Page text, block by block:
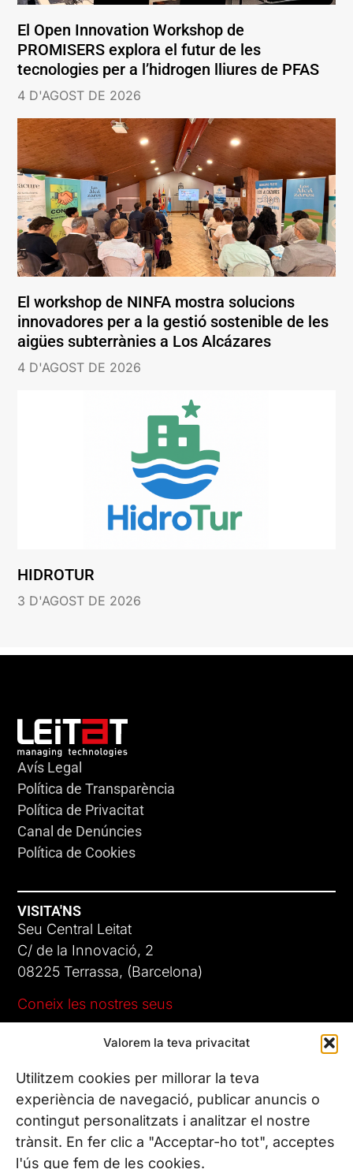
Valorem la teva privacitat
Utilitzem cookies per millorar la teva
experiència de navegació, publicar anuncis o
contingut personalitzats i analitzar el nostre
trànsit. En fer clic a "Acceptar-ho tot", acceptes
l'ús que fem de les cookies.
El Open Innovation Workshop de
PROMISERS explora el futur de les
tecnologies per a l’hidrogen lliures de PFAS
4 D'AGOST DE 2026
El workshop de NINFA mostra solucions
innovadores per a la gestió sostenible de les
aigües subterrànies a Los Alcázares
4 D'AGOST DE 2026
HIDROTUR
3 D'AGOST DE 2026
Avís Legal
Política de Transparència
Política de Privacitat
Canal de Denúncies
Política de Cookies
VISITA'NS
Seu Central Leitat
C/ de la Innovació, 2
08225 Terrassa, (Barcelona)
Coneix les nostres seus
Tel. (+34) 937 882 300
SEGUEIX-NOS